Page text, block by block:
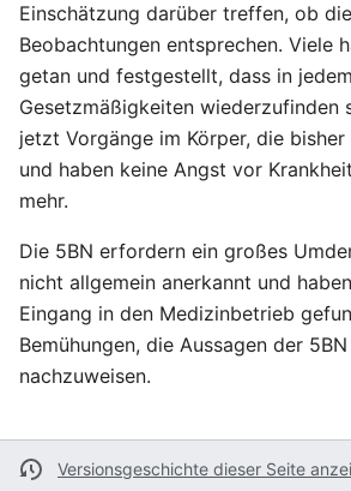
Einschätzung darüber treffen, ob
Beobachtungen entsprechen. Viele
getan und festgestellt, dass in
Gesetzmäßigkeiten wiederzufinden
jetzt Vorgänge im Körper, die
und haben keine Angst vor
mehr.
Die 5BN erfordern ein großes
nicht allgemein anerkannt und
Eingang in den Medizinbetrieb
Bemühungen, die Aussagen der
nachzuweisen.
Versionsgeschichte dieser Seite